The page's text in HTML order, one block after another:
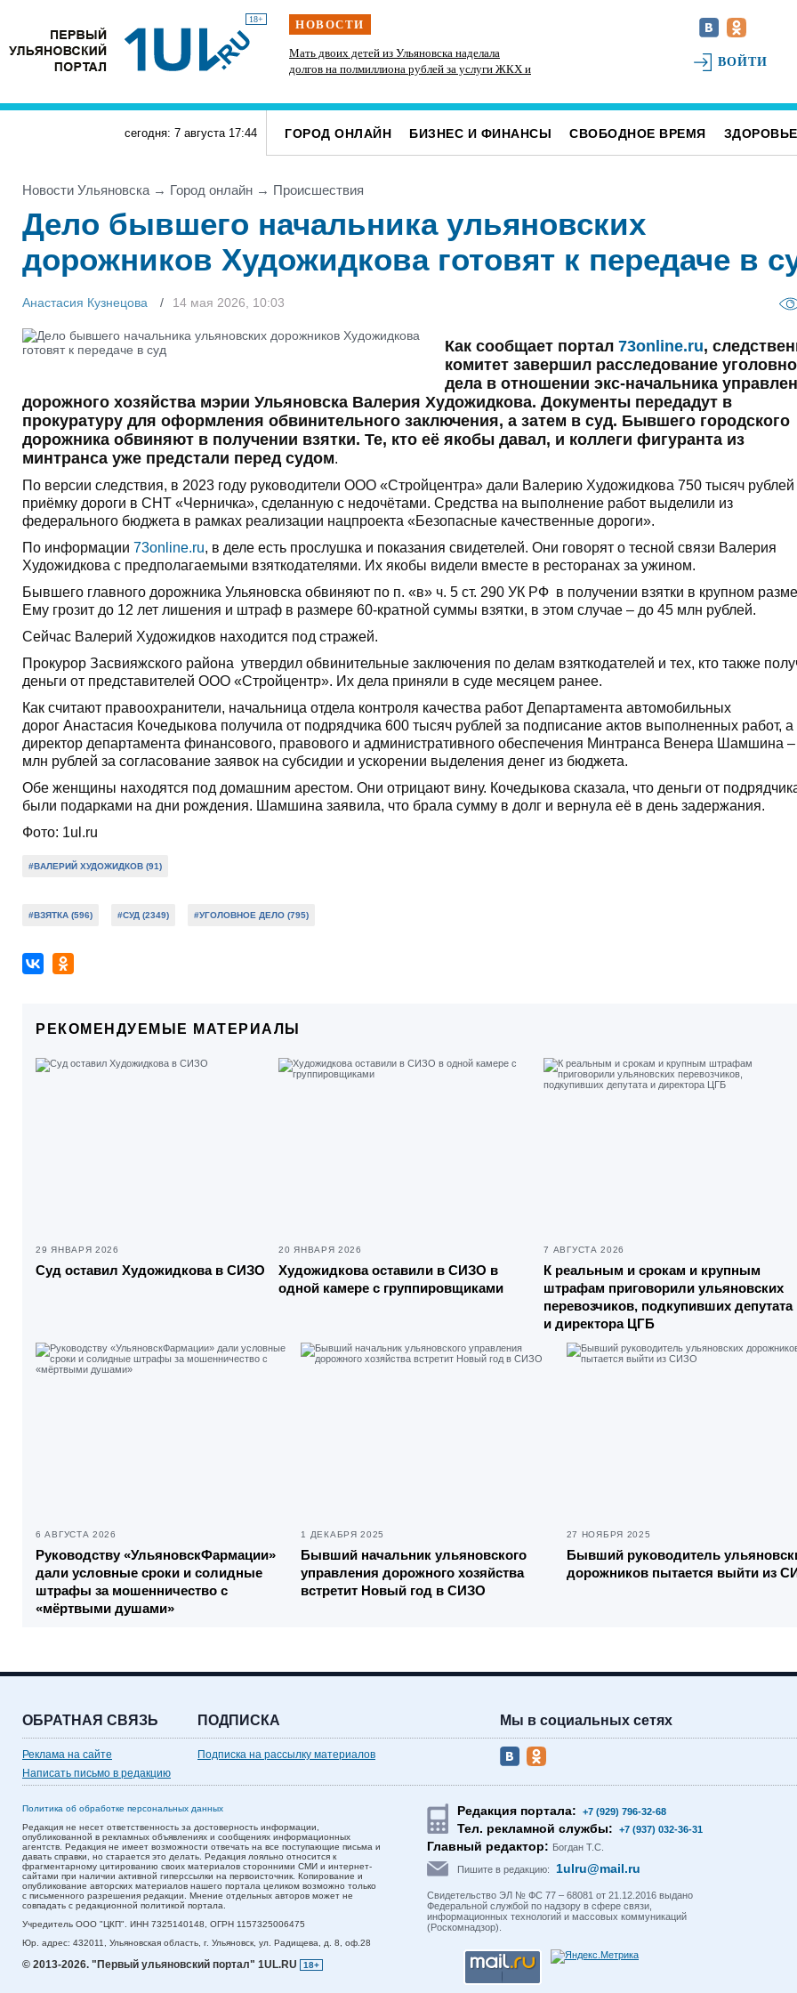
18+ НОВОСТИ
Директор ульяновской топливной компании
скрыл от налоговиков больше 48 млн рублей
Мать двоих детей из Ульяновска наделала
долгов на полмиллиона рублей за услуги ЖКХ и
К реальным и срокам и крупным штрафам
приговорили ульяновских перевозчиков,
ВОЙТИ
сегодня: 7 августа 17:44 ГОРОД ОНЛАЙН БИЗНЕС И ФИНАНСЫ СВОБОДНОЕ ВРЕМЯ ЗДОРОВЬЕ
Новости Ульяновска → Город онлайн → Проиcшествия
Дело бывшего начальника ульяновских
дорожников Художидкова готовят к передаче в
Анастасия Кузнецова 14 мая 2026, 10:03
Как сообщает портал 73online.ru,
комитет завершил расследование
дела в отношении экс-начальника
дорожного хозяйства мэрии Ульяновска Валерия Художидкова. Документы передадут в
прокуратуру для оформления обвинительного заключения, а затем в суд. Бывшего городского
дорожника обвиняют в получении взятки. Те, кто её якобы давал, и коллеги фигуранта из
минтранса уже предстали перед судом.
По версии следствия, в 2023 году руководители ООО «Стройцентра» дали Валерию Художидкова 750 тысяч рублей
приёмку дороги в СНТ «Черничка», сделанную с недочётами. Средства на выполнение работ выделили из
федерального бюджета в рамках реализации нацпроекта «Безопасные качественные дороги».
По информации 73online.ru, в деле есть прослушка и показания свидетелей. Они говорят о тесной связи Валерия
Художидкова с предполагаемыми взяткодателями. Их якобы видели вместе в ресторанах за ужином.
Бывшего главного дорожника Ульяновска обвиняют по п. «в» ч. 5 ст. 290 УК РФ в получении взятки в крупном
Ему грозит до 12 лет лишения и штраф в размере 60-кратной суммы взятки, в этом случае – до 45 млн рублей.
Сейчас Валерий Художидков находится под стражей.
Прокурор Засвияжского района утвердил обвинительные заключения по делам взяткодателей и тех, кто также
деньги от представителей ООО «Стройцентр». Их дела приняли в суде месяцем ранее.
Как считают правоохранители, начальница отдела контроля качества работ Департамента автомобильных
дорог Анастасия Кочедыкова получила от подрядчика 600 тысяч рублей за подписание актов выполненных работ, а
директор департамента финансового, правового и административного обеспечения Минтранса Венера Шамшина –
млн рублей за согласование заявок на субсидии и ускорении выделения денег из бюджета.
Обе женщины находятся под домашним арестом. Они отрицают вину. Кочедыкова сказала, что деньги от
были подарками на дни рождения. Шамшина заявила, что брала сумму в долг и вернула её в день задержания.
Фото: 1ul.ru
#ВАЛЕРИЙ ХУДОЖИДКОВ (91)
#ВЗЯТКА (596) #СУД (2349) #УГОЛОВНОЕ ДЕЛО (795)
РЕКОМЕНДУЕМЫЕ МАТЕРИАЛЫ
29 ЯНВАРЯ 2026
Суд оставил Художидкова в СИЗО
20 ЯНВАРЯ 2026
Художидкова оставили в СИЗО в
одной камере с группировщиками
7 АВГУСТА 2026
К реальным и срокам и крупным
штрафам приговорили ульяновских
перевозчиков, подкупивших депутата
и директора ЦГБ
6 АВГУСТА 2026
Руководству «УльяновскФармации»
дали условные сроки и солидные
штрафы за мошенничество с
«мёртвыми душами»
1 ДЕКАБРЯ 2025
Бывший начальник ульяновского
управления дорожного хозяйства
встретит Новый год в СИЗО
27 НОЯБРЯ 2025
Бывший руководитель
дорожников пытается выйти из
ОБРАТНАЯ СВЯЗЬ
Реклама на сайте
Написать письмо в редакцию
ПОДПИСКА
Подписка на рассылку материалов
Мы в социальных сетях
Политика об обработке персональных данных
Редакция не несет ответственность за достоверность информации,
опубликованной в рекламных объявлениях и сообщениях информационных
агентств. Редакция не имеет возможности отвечать на все поступающие письма и
давать справки, но старается это делать. Редакция лояльно относится к
фрагментарному цитированию своих материалов сторонними СМИ и интернет-
сайтами при наличии активной гиперссылки на первоисточник. Копирование и
опубликование авторских материалов нашего портала целиком возможно только
с письменного разрешения редакции. Мнение отдельных авторов может не
совпадать с редакционной политикой портала.
Учредитель ООО "ЦКП". ИНН 7325140148, ОГРН 1157325006475
Юр. адрес: 432011, Ульяновская область, г. Ульяновск, ул. Радищева, д. 8, оф.28
© 2013-2026. "Первый ульяновский портал" 1UL.RU 18+
Редакция портала: +7 (929) 796-32-68
Тел. рекламной службы: +7 (937) 032-36-31
Главный редактор: Богдан Т.С.
Пишите в редакцию: 1ulru@mail.ru
Свидетельство ЭЛ № ФС 77 – 68081 от 21.12.2016 выдано
Федеральной службой по надзору в сфере связи,
информационных технологий и массовых коммуникаций
(Роскомнадзор).